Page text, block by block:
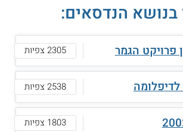
בנושא הנדסאים:
פרויקט הגמר 2305 צפיות
2538 צפיות
1803 צפיות